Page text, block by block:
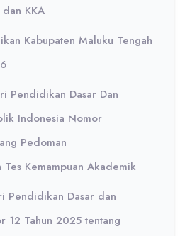
KKA
Kabupaten Maluku Tengah
Pendidikan Dasar Dan
Indonesia Nomor
Pedoman
Kemampuan Akademik
Pendidikan Dasar dan
12 Tahun 2025 tentang